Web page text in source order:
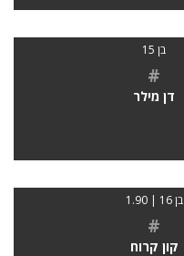
בן 15
#
דן מילר
בן 16 | 1.90
#
קון קרוח